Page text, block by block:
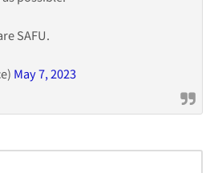
SAFU.
May 7, 2023